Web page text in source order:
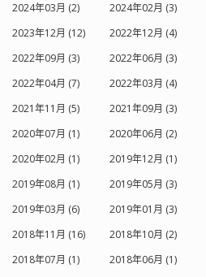
2024年03月 (2)
2024年02月 (3)
2023年12月 (12)
2022年12月 (4)
2022年09月 (3)
2022年06月 (3)
2022年04月 (7)
2022年03月 (4)
2021年11月 (5)
2021年09月 (3)
2020年07月 (1)
2020年06月 (2)
2020年02月 (1)
2019年12月 (1)
2019年08月 (1)
2019年05月 (3)
2019年03月 (6)
2019年01月 (3)
2018年11月 (16)
2018年10月 (2)
2018年07月 (1)
2018年06月 (1)